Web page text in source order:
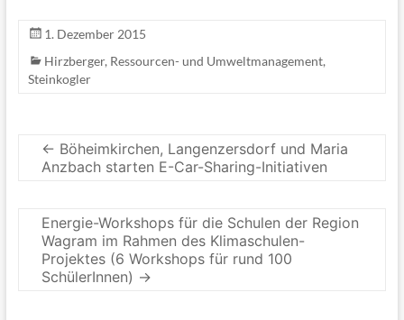
1. Dezember 2015
Hirzberger, Ressourcen- und Umweltmanagement,
Steinkogler
← Böheimkirchen, Langenzersdorf und Maria
Anzbach starten E-Car-Sharing-Initiativen
Energie-Workshops für die Schulen der Region
Wagram im Rahmen des Klimaschulen-
Projektes (6 Workshops für rund 100
SchülerInnen) →